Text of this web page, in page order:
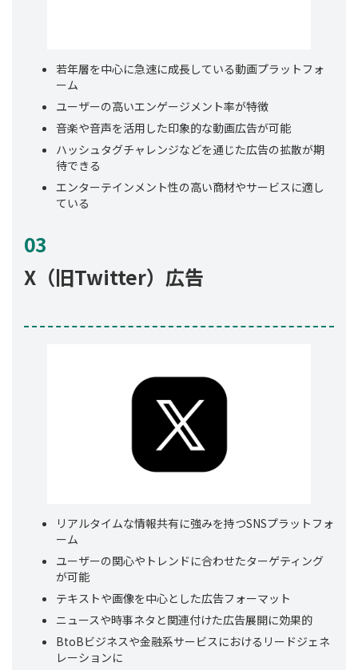
若年層を中心に急速に成長している動画プラットフォ
ーム
ユーザーの高いエンゲージメント率が特徴
音楽や音声を活用した印象的な動画広告が可能
ハッシュタグチャレンジなどを通じた広告の拡散が期
待できる
エンターテインメント性の高い商材やサービスに適し
ている
03
X（旧Twitter）広告
リアルタイムな情報共有に強みを持つSNSプラットフォ
ーム
ユーザーの関心やトレンドに合わせたターゲティング
が可能
テキストや画像を中心とした広告フォーマット
ニュースや時事ネタと関連付けた広告展開に効果的
BtoBビジネスや金融系サービスにおけるリードジェネ
レーションに